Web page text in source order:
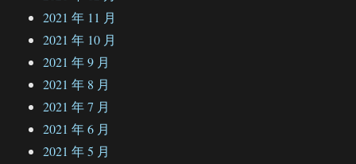
2021 年 11 月
2021 年 10 月
2021 年 9 月
2021 年 8 月
2021 年 7 月
2021 年 6 月
2021 年 5 月